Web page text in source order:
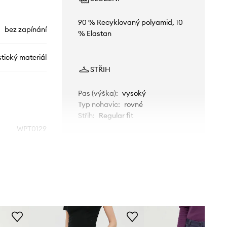
bez zapínání
materiál
WPT0129
90 % Recyklovaný polyamid, 10
% Elastan
STŘIH
Pas (výška): vysoký
Typ nohavic: rovné
Střih: Regular fit
Doporučujeme zvolit velikost, kterou
běžně nosíte.